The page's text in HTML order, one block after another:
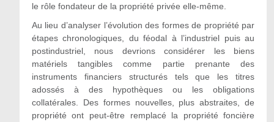
le rôle fondateur de la propriété privée elle-même.
Au lieu d’analyser l’évolution des formes de propriété par
étapes chronologiques, du féodal à l’industriel puis au
postindustriel, nous devrions considérer les biens
matériels tangibles comme partie prenante des
instruments financiers structurés tels que les titres
adossés à des hypothèques ou les obligations
collatérales. Des formes nouvelles, plus abstraites, de
propriété ont peut-être remplacé la propriété foncière